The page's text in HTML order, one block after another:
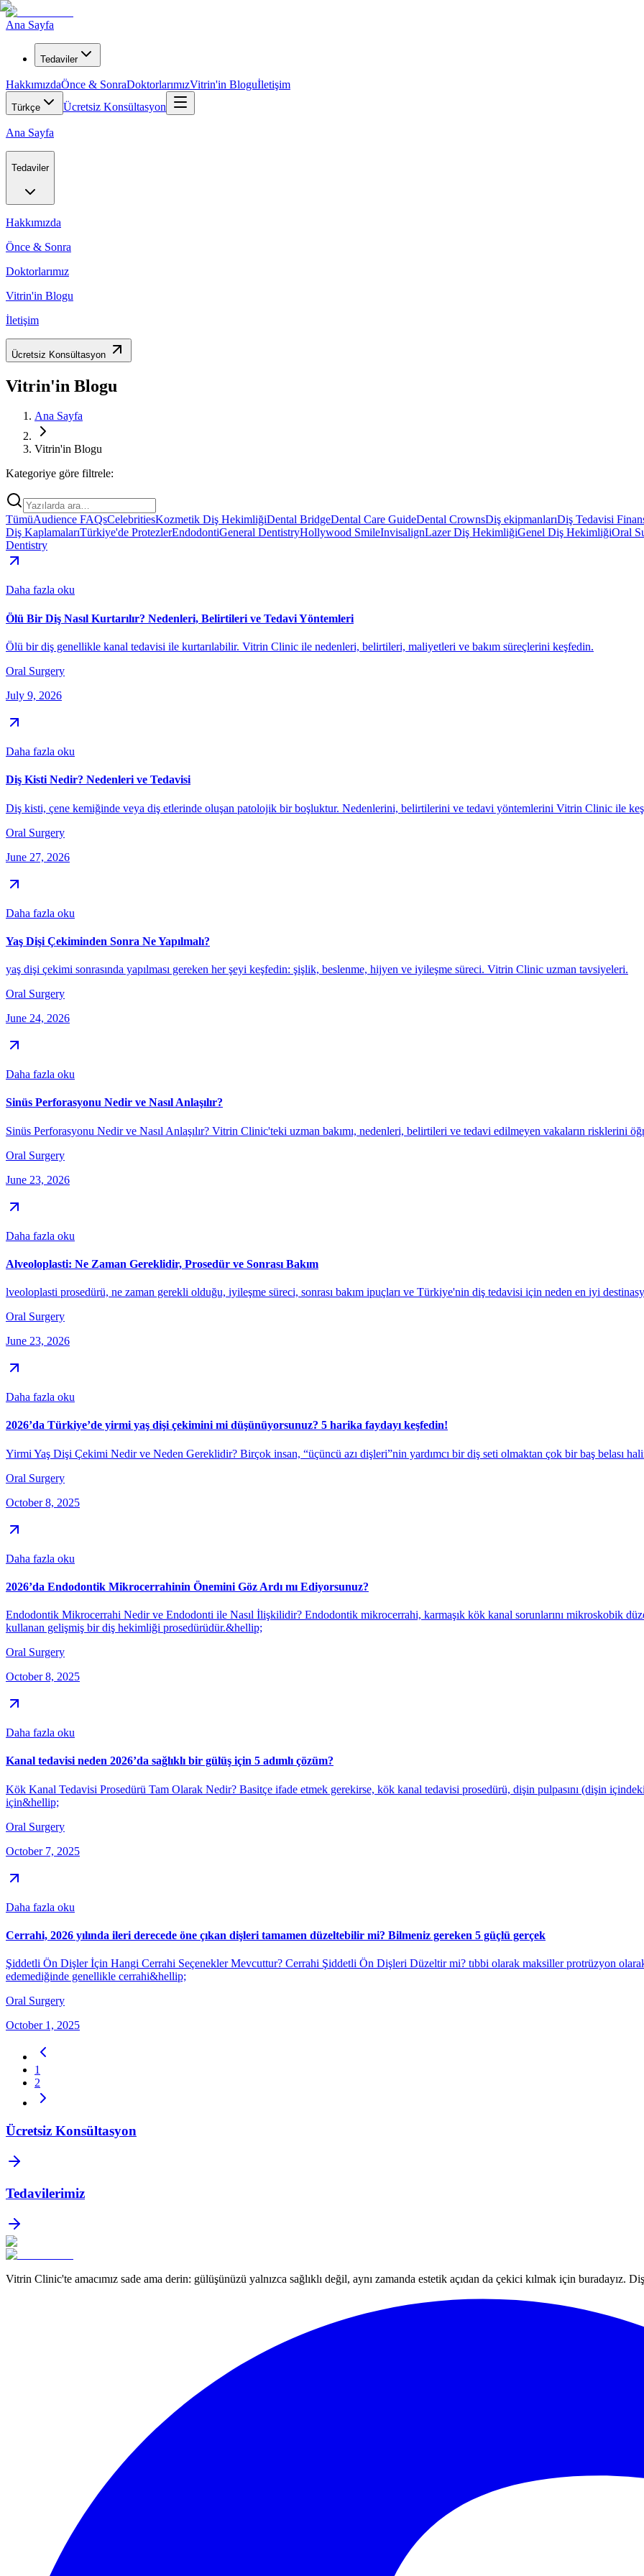
Ana Sayfa
Tedaviler
HakkımızdaÖnce & SonraDoktorlarımızVitrin'in Bloguİletişim
Türkçe Ücretsiz Konsültasyon
Ana Sayfa
Tedaviler
Hakkımızda
Önce & Sonra
Doktorlarımız
Vitrin'in Blogu
İletişim
Ücretsiz Konsültasyon
Vitrin'in Blogu
Ana Sayfa
Vitrin'in Blogu
Kategoriye göre filtrele:
TümüAudience FAQsCelebritiesKozmetik Diş HekimliğiDental BridgeDental Care GuideDental CrownsDiş ekipmanlarıDiş Tedavisi
Diş KaplamalarıTürkiye'de ProtezlerEndodontiGeneral DentistryHollywood SmileInvisalignLazer Diş HekimliğiGenel Diş HekimliğiOral
Dentistry
Daha fazla oku
Ölü Bir Diş Nasıl Kurtarılır? Nedenleri, Belirtileri ve Tedavi Yöntemleri
Ölü bir diş genellikle kanal tedavisi ile kurtarılabilir. Vitrin Clinic ile nedenleri, belirtileri, maliyetleri ve bakım süreçlerini keşfedin.
Oral Surgery
July 9, 2026
Daha fazla oku
Diş Kisti Nedir? Nedenleri ve Tedavisi
Diş kisti, çene kemiğinde veya diş etlerinde oluşan patolojik bir boşluktur. Nedenlerini, belirtilerini ve tedavi yöntemlerini Vitrin Clinic ile
Oral Surgery
June 27, 2026
Daha fazla oku
Yaş Dişi Çekiminden Sonra Ne Yapılmalı?
yaş dişi çekimi sonrasında yapılması gereken her şeyi keşfedin: şişlik, beslenme, hijyen ve iyileşme süreci. Vitrin Clinic uzman tavsiyeleri.
Oral Surgery
June 24, 2026
Daha fazla oku
Sinüs Perforasyonu Nedir ve Nasıl Anlaşılır?
Sinüs Perforasyonu Nedir ve Nasıl Anlaşılır? Vitrin Clinic'teki uzman bakımı, nedenleri, belirtileri ve tedavi edilmeyen vakaların risklerini
Oral Surgery
June 23, 2026
Daha fazla oku
Alveoloplasti: Ne Zaman Gereklidir, Prosedür ve Sonrası Bakım
lveoloplasti prosedürü, ne zaman gerekli olduğu, iyileşme süreci, sonrası bakım ipuçları ve Türkiye'nin diş tedavisi için neden en iyi
Oral Surgery
June 23, 2026
Daha fazla oku
2026’da Türkiye’de yirmi yaş dişi çekimini mi düşünüyorsunuz? 5 harika faydayı keşfedin!
Yirmi Yaş Dişi Çekimi Nedir ve Neden Gereklidir? Birçok insan, “üçüncü azı dişleri”nin yardımcı bir diş seti olmaktan çok bir baş belası
Oral Surgery
October 8, 2025
Daha fazla oku
2026’da Endodontik Mikrocerrahinin Önemini Göz Ardı mı Ediyorsunuz?
Endodontik Mikrocerrahi Nedir ve Endodonti ile Nasıl İlişkilidir? Endodontik mikrocerrahi, karmaşık kök kanal sorunlarını mikroskobik
kullanan gelişmiş bir diş hekimliği prosedürüdür.&hellip;
Oral Surgery
October 8, 2025
Daha fazla oku
Kanal tedavisi neden 2026’da sağlıklı bir gülüş için 5 adımlı çözüm?
Kök Kanal Tedavisi Prosedürü Tam Olarak Nedir? Basitçe ifade etmek gerekirse, kök kanal tedavisi prosedürü, dişin pulpasını (dişin
için&hellip;
Oral Surgery
October 7, 2025
Daha fazla oku
Cerrahi, 2026 yılında ileri derecede öne çıkan dişleri tamamen düzeltebilir mi? Bilmeniz gereken 5 güçlü gerçek
Şiddetli Ön Dişler İçin Hangi Cerrahi Seçenekler Mevcuttur? Cerrahi Şiddetli Ön Dişleri Düzeltir mi? tıbbi olarak maksiller protrüzyon
edemediğinde genellikle cerrahi&hellip;
Oral Surgery
October 1, 2025
1
2
Ücretsiz Konsültasyon
Tedavilerimiz
Vitrin Clinic'te amacımız sade ama derin: gülüşünüzü yalnızca sağlıklı değil, aynı zamanda estetik açıdan da çekici kılmak için buradayız.